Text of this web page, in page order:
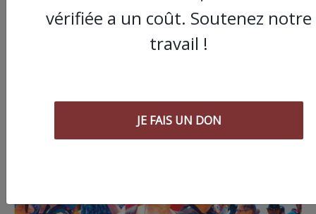
vérifiée a un coût. Soutenez notre
travail !
JE FAIS UN DON